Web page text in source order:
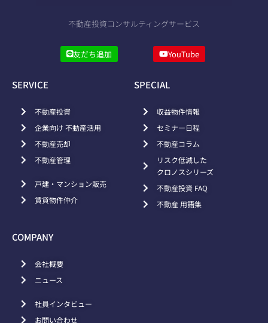
不動産投資コンサルティングサービス
友だち追加 YouTube
SERVICE
不動産投資
企業向け 不動産活用
不動産売却
不動産管理
戸建・マンション販売
賃貸物件仲介
SPECIAL
収益物件情報
セミナー日程
不動産コラム
リスク低減した
クロノスシリーズ
不動産投資 FAQ
不動産 用語集
COMPANY
会社概要
ニュース
社員インタビュー
お問い合わせ